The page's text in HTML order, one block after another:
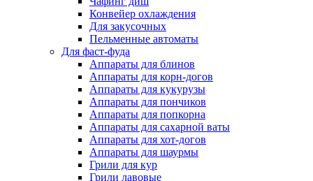
Конвейер охлаждения
Для закусочных
Пельменные автоматы
Для фаст-фуда
Аппараты для блинов
Аппараты для корн-догов
Аппараты для кукурузы
Аппараты для пончиков
Аппараты для попкорна
Аппараты для сахарной ваты
Аппараты для хот-догов
Аппараты для шаурмы
Грили для кур
Грили лавовые